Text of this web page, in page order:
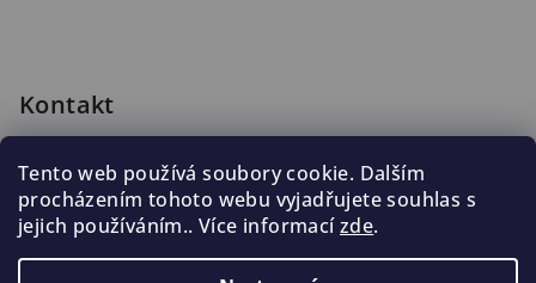
Tento web používá soubory cookie. Dalším
procházením tohoto webu vyjadřujete souhlas s
jejich používáním.. Více informacízde.
Kontakt
222 316 990
776 019 998, 602 537 625